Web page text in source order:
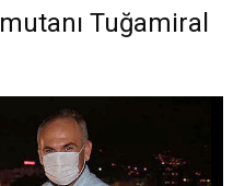
Tuğamiral